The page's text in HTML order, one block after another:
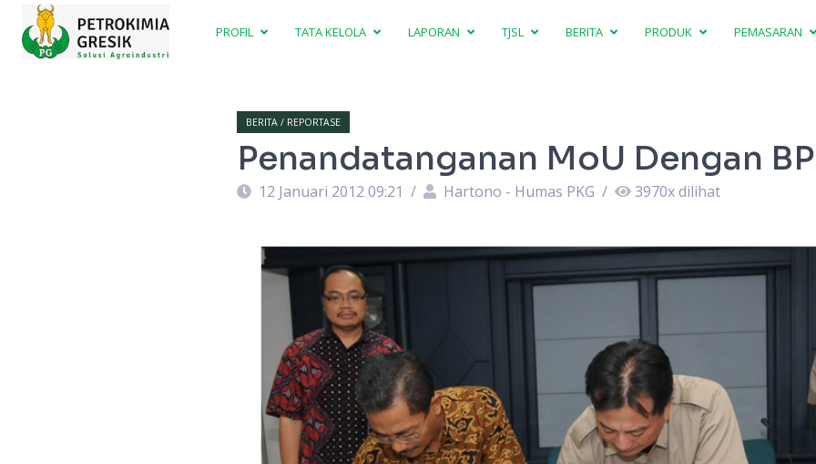
PROFIL TATA KELOLA LAPORAN TJSL BERITA PRODUK PEMASARAN
BERITA / REPORTASE
Penandatanganan MoU Dengan
12 Januari 2012 09:21 / Hartono - Humas PKG / 3970x dilihat